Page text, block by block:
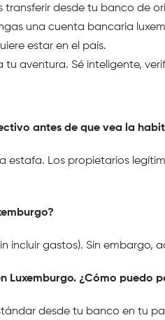
transferir desde tu banco de
una cuenta bancaria
estar en el país.
aventura. Sé inteligente,
antes de que vea la
estafa. Los propietarios
incluir gastos). Sin
¿Cómo puedo
desde tu banco en tu